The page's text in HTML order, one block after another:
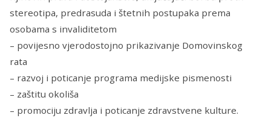
stereotipa, predrasuda i štetnih postupaka prema
osobama s invaliditetom
– povijesno vjerodostojno prikazivanje Domovinskog
rata
– razvoj i poticanje programa medijske pismenosti
– zaštitu okoliša
– promociju zdravlja i poticanje zdravstvene kulture.